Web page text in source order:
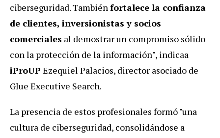
ciberseguridad. Tambiénfortalece la confianza
de clientes, inversionistas y socios
comerciales al demostrar un compromiso sólido
con la protección de la información", indicaa
iProUP Ezequiel Palacios, director asociado de
Glue Executive Search.
La presencia de estos profesionales formó "una
cultura de ciberseguridad, consolidándose a